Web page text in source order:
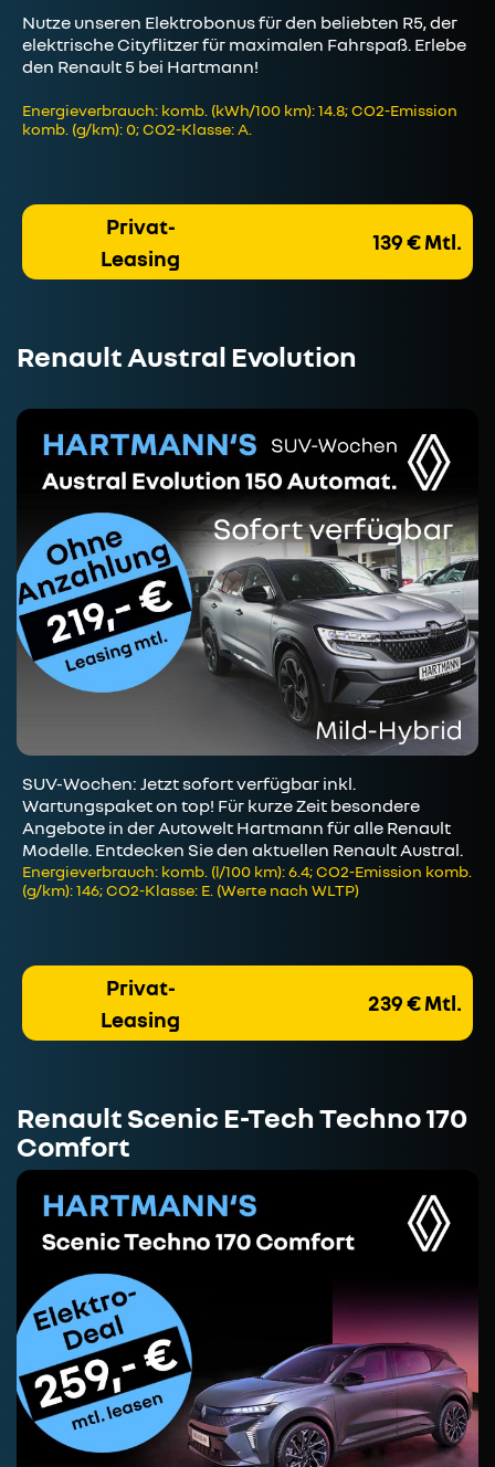
Nutze unseren Elektrobonus für den beliebten R5, der
elektrische Cityflitzer für maximalen Fahrspaß. Erlebe
den Renault 5 bei Hartmann!
Energieverbrauch: komb. (kWh/100 km): 14.8; CO2-Emission
komb. (g/km): 0; CO2-Klasse: A.
Privat-
Leasing
139 € Mtl.
Renault Austral Evolution
SUV-Wochen: Jetzt sofort verfügbar inkl.
Wartungspaket on top! Für kurze Zeit besondere
Angebote in der Autowelt Hartmann für alle Renault
Modelle. Entdecken Sie den aktuellen Renault Austral.
Energieverbrauch: komb. (l/100 km): 6.4; CO2-Emission komb.
(g/km): 146; CO2-Klasse: E. (Werte nach WLTP)
Privat-
Leasing
239 € Mtl.
Renault Scenic E-Tech Techno 170
Comfort